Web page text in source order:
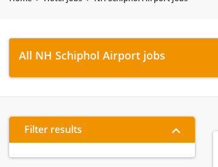
All NH Schiphol Airport jobs
Filter results